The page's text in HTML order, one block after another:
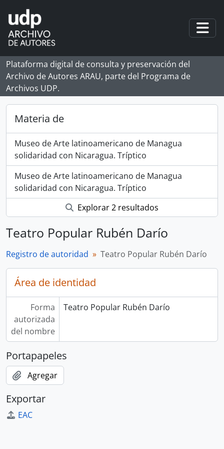
Skip to main content
Plataforma digital de consulta y preservación del
Archivo de Autores ARAU, parte del Programa de
Archivos UDP.
Materia de
Museo de Arte latinoamericano de Managua
solidaridad con Nicaragua. Tríptico
Museo de Arte latinoamericano de Managua
solidaridad con Nicaragua. Tríptico
Explorar 2 resultados
Teatro Popular Rubén Darío
Registro de autoridad Teatro Popular Rubén Darío
Área de identidad
Forma
autorizada
del nombre
Teatro Popular Rubén Darío
Portapapeles
Agregar
Exportar
EAC